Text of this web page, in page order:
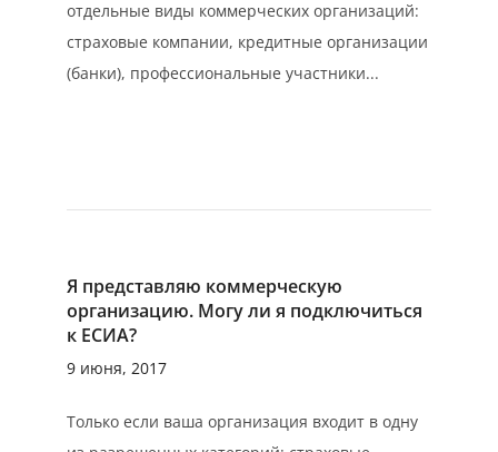
отдельные виды коммерческих организаций:
страховые компании, кредитные организации
(банки), профессиональные участники...
Я представляю коммерческую
организацию. Могу ли я подключиться
к ЕСИА?
9 июня, 2017
Только если ваша организация входит в одну